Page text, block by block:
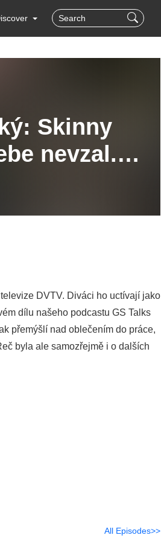
Skinny
nevzal.
na box!
DVTV. Diváci ho uctívají jako
dílu našeho podcastu GS Talks
přemýšlí nad oblečením do práce,
byla ale samozřejmě i o dalších
All Episodes>>